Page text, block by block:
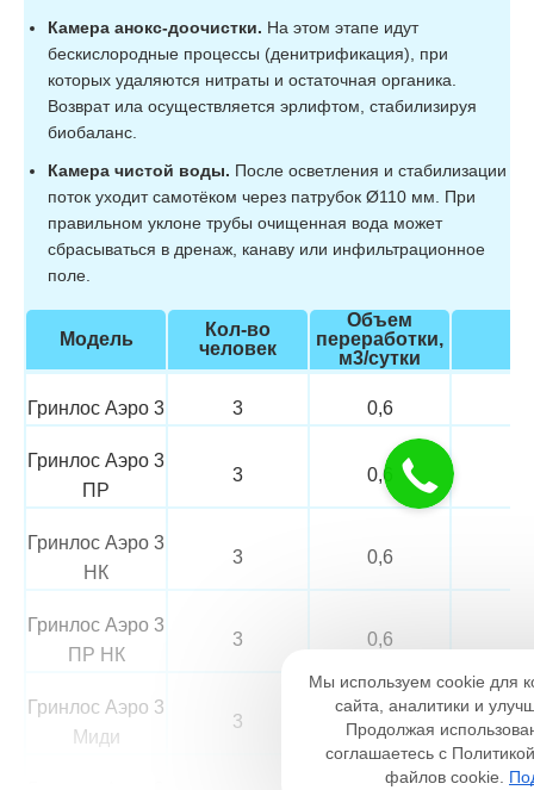
Камера анокс-доочистки. На этом этапе идут
бескислородные процессы (денитрификация), при
которых удаляются нитраты и остаточная органика.
Возврат ила осуществляется эрлифтом, стабилизируя
биобаланс.
Камера чистой воды. После осветления и стабилизации
поток уходит самотёком через патрубок Ø110 мм. При
правильном уклоне трубы очищенная вода может
сбрасываться в дренаж, канаву или инфильтрационное
поле.
Модель
Кол-во
человек
Объем
переработки,
м3/сутки
Гринлос Аэро 3 3 0,6
Гринлос Аэро 3
ПР
3 0,6
Гринлос Аэро 3
НК
3 0,6
Гринлос Аэро 3
ПР НК
3 0,6
Гринлос Аэро 3
Миди
3
Мы используем cookie для
сайта, аналитики и
Продолжая
соглашаетесь с
файлов cookie.
Необходимые
Функциональные